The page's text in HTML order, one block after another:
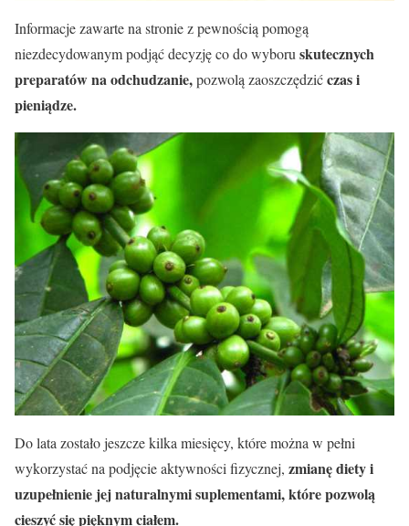
Informacje zawarte na stronie z pewnością pomogą
niezdecydowanym podjąć decyzję co do wyboru skutecznych
preparatów na odchudzanie,pozwolą zaoszczędzićczas i
pieniądze.
Do lata zostało jeszcze kilka miesięcy, które można w pełni
wykorzystać na podjęcie aktywności fizycznej, zmianę diety i
uzupełnienie jej naturalnymi suplementami, które pozwolą
cieszyć się pięknym ciałem.